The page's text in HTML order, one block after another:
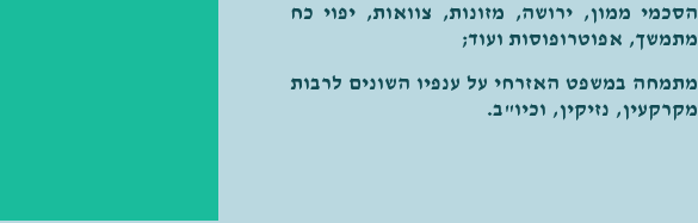
הסכמי ממון, ירושה, מזונות, צוואות, יפוי כח
מתמשך, אפוטרופוסות ועוד;
מתמחה במשפט האזרחי על ענפיו השונים לרבות
מקרקעין, נזיקין, וכיו"ב.